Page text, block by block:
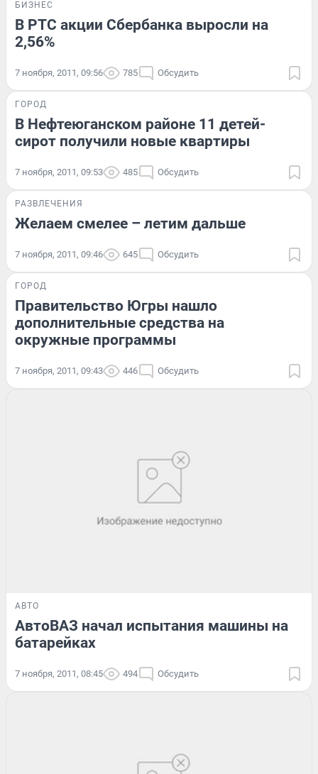
БИЗНЕС
В РТС акции Сбербанка выросли на
2,56%
7 ноября, 2011, 09:56 785 Обсудить
ГОРОД
В Нефтеюганском районе 11 детей-
сирот получили новые квартиры
7 ноября, 2011, 09:53 485 Обсудить
РАЗВЛЕЧЕНИЯ
Желаем смелее – летим дальше
7 ноября, 2011, 09:46 645 Обсудить
ГОРОД
Правительство Югры нашло
дополнительные средства на
окружные программы
7 ноября, 2011, 09:43 446 Обсудить
АВТО
АвтоВАЗ начал испытания машины на
батарейках
7 ноября, 2011, 08:45 494 Обсудить